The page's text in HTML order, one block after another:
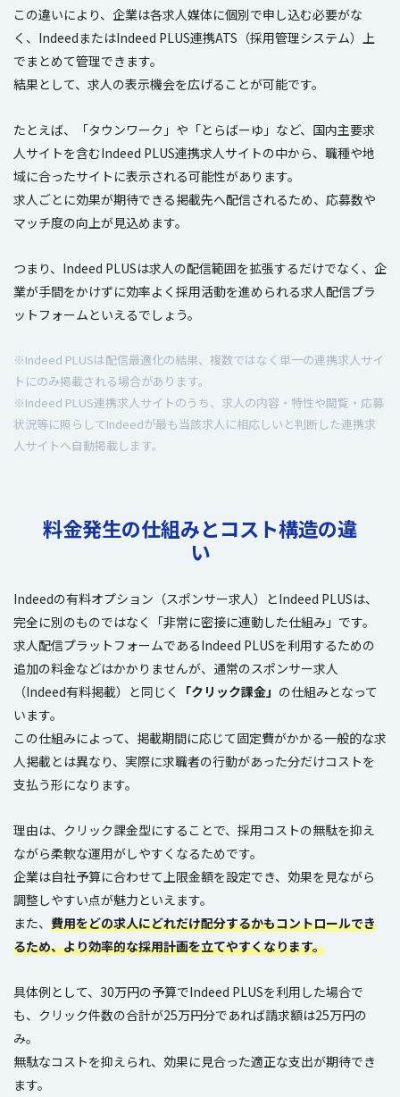
この違いにより、企業は各求人媒体に個別で申し込む必要がな
く、IndeedまたはIndeed PLUS連携ATS（採用管理システム）上
でまとめて管理できます。
結果として、求人の表示機会を広げることが可能です。
たとえば、「タウンワーク」や「とらばーゆ」など、国内主要求
人サイトを含むIndeed PLUS連携求人サイトの中から、職種や地
域に合ったサイトに表示される可能性があります。
求人ごとに効果が期待できる掲載先へ配信されるため、応募数や
マッチ度の向上が見込めます。
つまり、Indeed PLUSは求人の配信範囲を拡張するだけでなく、企
業が手間をかけずに効率よく採用活動を進められる求人配信プラ
ットフォームといえるでしょう。
※Indeed PLUSは配信最適化の結果、複数ではなく単一の連携求人サイ
トにのみ掲載される場合があります。
※Indeed PLUS連携求人サイトのうち、求人の内容・特性や閲覧・応募
状況等に照らしてIndeedが最も当該求人に相応しいと判断した連携求
人サイトへ自動掲載します。
料金発生の仕組みとコスト構造の違
い
Indeedの有料オプション（スポンサー求人）とIndeed PLUSは、
完全に別のものではなく「非常に密接に連動した仕組み」です。
求人配信プラットフォームであるIndeed PLUSを利用するための
追加の料金などはかかりませんが、通常のスポンサー求人
（Indeed有料掲載）と同じく
「クリック課金」 の仕組みとなって
います。
この仕組みによって、掲載期間に応じて固定費がかかる一般的な求
人掲載とは異なり、実際に求職者の行動があった分だけコストを
支払う形になります。
理由は、クリック課金型にすることで、採用コストの無駄を抑え
ながら柔軟な運用がしやすくなるためです。
企業は自社予算に合わせて上限金額を設定でき、効果を見ながら
調整しやすい点が魅力といえます。
また、 費用をどの求人にどれだけ配分するかもコントロールでき
るため、より効率的な採用計画を立てやすくなります。
具体例として、30万円の予算でIndeed PLUSを利用した場合で
も、クリック件数の合計が25万円分であれば請求額は25万円の
み。
無駄なコストを抑えられ、効果に見合った適正な支出が期待でき
ます。